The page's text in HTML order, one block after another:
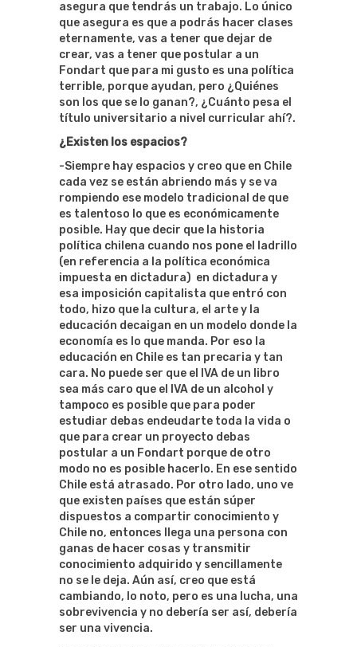
asegura que tendrás un trabajo. Lo único
que asegura es que a podrás hacer clases
eternamente, vas a tener que dejar de
crear, vas a tener que postular a un
Fondart que para mi gusto es una política
terrible, porque ayudan, pero ¿Quiénes
son los que se lo ganan?, ¿Cuánto pesa el
título universitario a nivel curricular ahí?.
¿Existen los espacios?
-Siempre hay espacios y creo que en Chile
cada vez se están abriendo más y se va
rompiendo ese modelo tradicional de que
es talentoso lo que es económicamente
posible. Hay que decir que la historia
política chilena cuando nos pone el ladrillo
(en referencia a la política económica
impuesta en dictadura) en dictadura y
esa imposición capitalista que entró con
todo, hizo que la cultura, el arte y la
educación decaigan en un modelo donde la
economía es lo que manda. Por eso la
educación en Chile es tan precaria y tan
cara. No puede ser que el IVA de un libro
sea más caro que el IVA de un alcohol y
tampoco es posible que para poder
estudiar debas endeudarte toda la vida o
que para crear un proyecto debas
postular a un Fondart porque de otro
modo no es posible hacerlo. En ese sentido
Chile está atrasado. Por otro lado, uno ve
que existen países que están súper
dispuestos a compartir conocimiento y
Chile no, entonces llega una persona con
ganas de hacer cosas y transmitir
conocimiento adquirido y sencillamente
no se le deja. Aún así, creo que está
cambiando, lo noto, pero es una lucha, una
sobrevivencia y no debería ser así, debería
ser una vivencia.